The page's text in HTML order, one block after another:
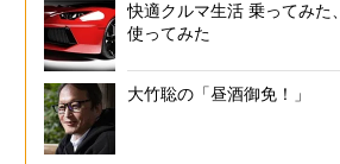
快適クルマ生活 乗ってみた、
使ってみた
大竹聡の「昼酒御免！」